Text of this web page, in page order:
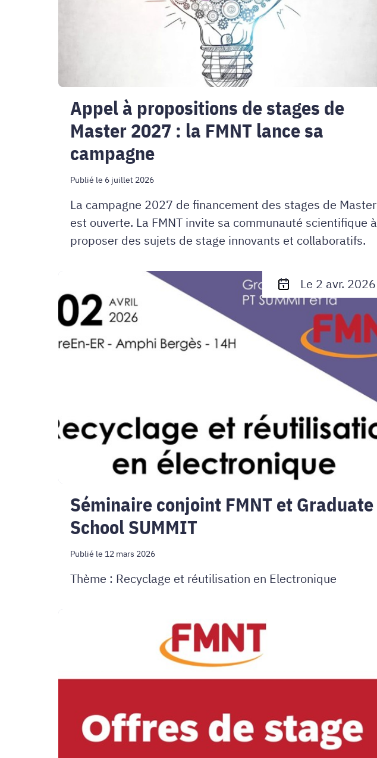
la
FMNT
lance
sa
campagne
Appel à propositions de stages de
Master 2027 : la FMNT lance sa
campagne
Publié le 6 juillet 2026
La campagne 2027 de financement des stages de Master
est ouverte. La FMNT invite sa communauté scientifique à
proposer des sujets de stage innovants et collaboratifs.
conjoint
FMNT
et
SUMMIT
Le 2 avr. 2026
Séminaire conjoint FMNT et Graduate
School SUMMIT
Publié le 12 mars 2026
Thème : Recyclage et réutilisation en Electronique
2026